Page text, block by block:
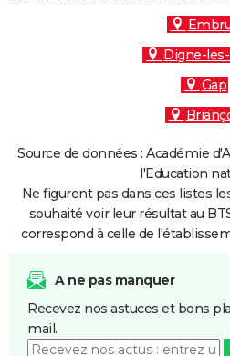
Digne-
Gap
Source de données : Académie
l'Education
Ne figurent pas dans ces listes
souhaité voir leur résultat au
correspond à celle de
A ne pas manquer
Recevez nos astuces et bons
mail.